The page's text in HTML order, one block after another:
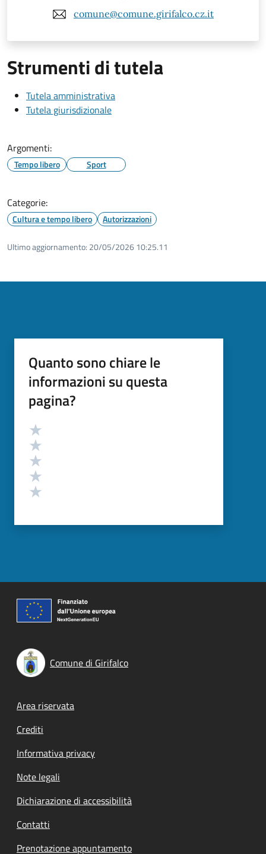
comune@comune.girifalco.cz.it
Strumenti di tutela
Tutela amministrativa
Tutela giurisdizionale
Argomenti:
Tempo libero Sport
Categorie:
Cultura e tempo libero Autorizzazioni
Ultimo aggiornamento: 20/05/2026 10:25.11
Quanto sono chiare le
informazioni su questa
pagina?
Valutazione
Comune di Girifalco
Footer menu
Area riservata
Crediti
Informativa privacy
Note legali
Dichiarazione di accessibilità
Contatti
Prenotazione appuntamento